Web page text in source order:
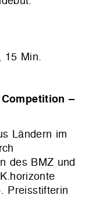
15 Min.
–
Ländern im
des BMZ und
Preisstifterin